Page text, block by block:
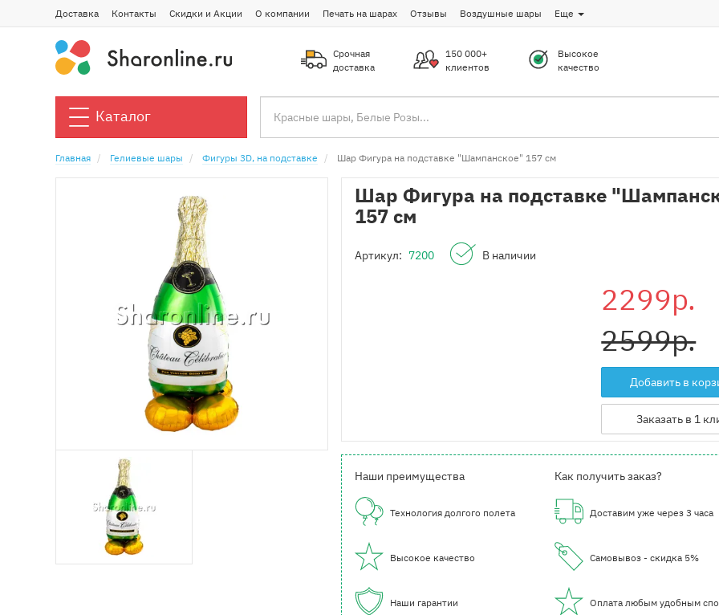
Доставка Контакты Скидки и Акции О компании Печать на шарах Отзывы Воздушные шары Еще
Срочная
доставка
150 000+
клиентов
Высокое
качество
Каталог
Главная Гелиевые шары Фигуры 3D, на подставке Шар Фигура на подставке "Шампанское" 157 см
Шар Фигура на подставке
157 см
Артикул: 7200 В наличии
2299р.
2599р.
Добавить в
Заказать в 1
Наши преимущества
Технология долгого полета
Высокое качество
Наши гарантии
Как получить заказ?
Доставим уже через 3 часа
Самовывоз - скидка 5%
Оплата любым удобным